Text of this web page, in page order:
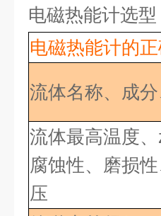
电磁热能计选型
电磁热能计的
流体名称、成
流体最高温度
腐蚀性、磨损
压